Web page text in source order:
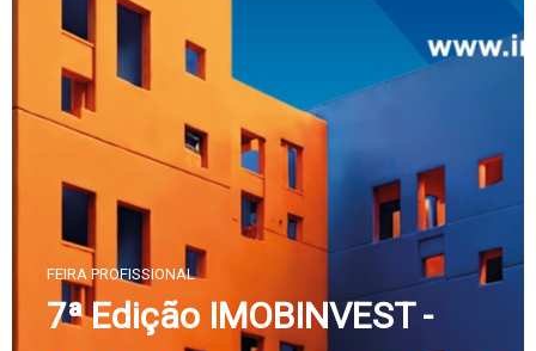
FEIRA PROFISSIONAL
7ª Edição IMOBINVEST -